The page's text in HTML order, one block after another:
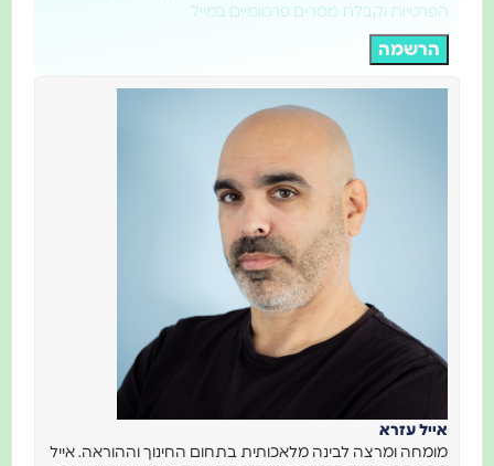
הפרטיות וקבלת מסרים פרסומיים במייל
הרשמה
אייל עזרא
מומחה ומרצה לבינה מלאכותית בתחום החינוך וההוראה. אייל